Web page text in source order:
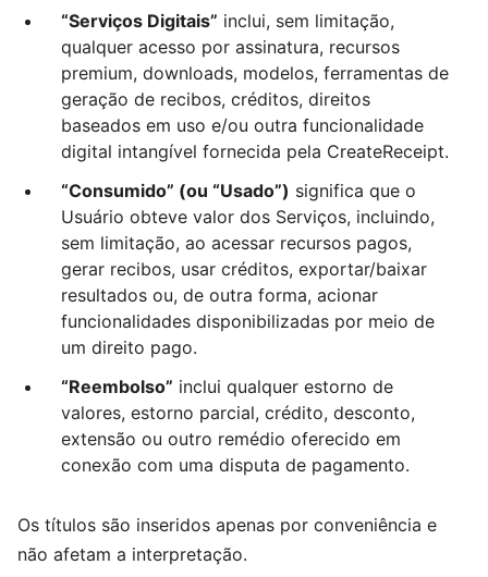
“Serviços Digitais” inclui, sem limitação,
qualquer acesso por assinatura, recursos
premium, downloads, modelos, ferramentas de
geração de recibos, créditos, direitos
baseados em uso e/ou outra funcionalidade
digital intangível fornecida pela CreateReceipt.
“Consumido” (ou “Usado”) significa que o
Usuário obteve valor dos Serviços, incluindo,
sem limitação, ao acessar recursos pagos,
gerar recibos, usar créditos, exportar/baixar
resultados ou, de outra forma, acionar
funcionalidades disponibilizadas por meio de
um direito pago.
“Reembolso” inclui qualquer estorno de
valores, estorno parcial, crédito, desconto,
extensão ou outro remédio oferecido em
conexão com uma disputa de pagamento.
Os títulos são inseridos apenas por conveniência e
não afetam a interpretação.